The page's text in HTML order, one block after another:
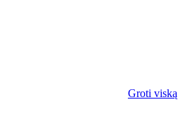
Groti viską